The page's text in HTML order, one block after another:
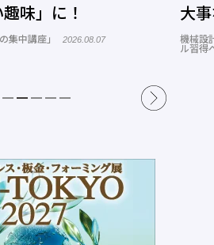
大事なこと
機械設計 連載「教えてテルえもん！３